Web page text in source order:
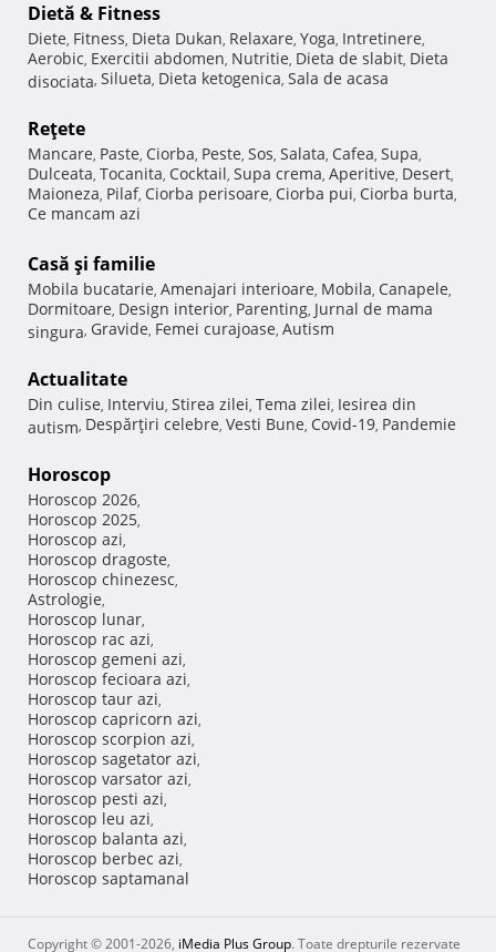
Dietă & Fitness
Diete, Fitness, Dieta Dukan, Relaxare, Yoga, Intretinere,
Aerobic, Exercitii abdomen, Nutritie, Dieta de slabit, Dieta
disociata, Silueta, Dieta ketogenica, Sala de acasa
Reţete
Mancare, Paste, Ciorba, Peste, Sos, Salata, Cafea, Supa,
Dulceata, Tocanita, Cocktail, Supa crema, Aperitive, Desert,
Maioneza, Pilaf, Ciorba perisoare, Ciorba pui, Ciorba burta,
Ce mancam azi
Casă şi familie
Mobila bucatarie, Amenajari interioare, Mobila, Canapele,
Dormitoare, Design interior, Parenting, Jurnal de mama
singura, Gravide, Femei curajoase, Autism
Actualitate
Din culise, Interviu, Stirea zilei, Tema zilei, Iesirea din
autism, Despărţiri celebre, Vesti Bune, Covid-19, Pandemie
Horoscop
Horoscop 2026,
Horoscop 2025,
Horoscop azi,
Horoscop dragoste,
Horoscop chinezesc,
Astrologie,
Horoscop lunar,
Horoscop rac azi,
Horoscop gemeni azi,
Horoscop fecioara azi,
Horoscop taur azi,
Horoscop capricorn azi,
Horoscop scorpion azi,
Horoscop sagetator azi,
Horoscop varsator azi,
Horoscop pesti azi,
Horoscop leu azi,
Horoscop balanta azi,
Horoscop berbec azi,
Horoscop saptamanal
Copyright © 2001-2026, iMedia Plus Group. Toate drepturile rezervate